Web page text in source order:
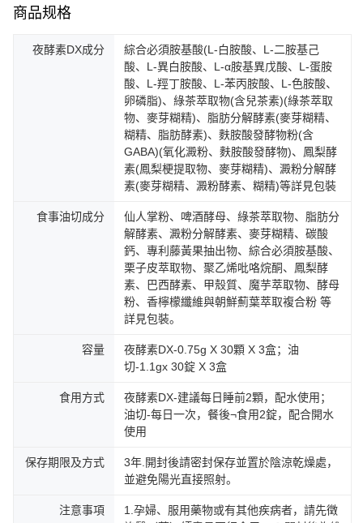
商品规格
夜酵素DX成分
綜合必須胺基酸(L-白胺酸、L-二胺基己
酸、L-異白胺酸、L-α胺基異戊酸、L-蛋胺
酸、L-羥丁胺酸、L-苯丙胺酸、L-色胺酸、
卵磷脂)、綠茶萃取物(含兒茶素)(綠茶萃取
物、麥芽糊精)、脂肪分解酵素(麥芽糊精、
糊精、脂肪酵素)、麩胺酸發酵物粉(含
GABA)(氧化澱粉、麩胺酸發酵物)、鳳梨酵
素(鳳梨梗提取物、麥芽糊精)、澱粉分解酵
素(麥芽糊精、澱粉酵素、糊精)等詳見包裝
食事油切成分
仙人掌粉、啤酒酵母、綠茶萃取物、脂肪分
解酵素、澱粉分解酵素、麥芽糊精、碳酸
鈣、專利藤黃果抽出物、綜合必須胺基酸、
栗子皮萃取物、聚乙烯吡咯烷酮、鳳梨酵
素、巴西酵素、甲殼質、魔芋萃取物、酵母
粉、香檸檬纖維與朝鮮薊葉萃取複合粉 等
詳見包裝。
容量
夜酵素DX-0.75g X 30顆 X 3盒；油
切-1.1gx 30錠 X 3盒
食用方式
夜酵素DX-建議每日睡前2顆，配水使用；
油切-每日一次，餐後¬食用2錠，配合開水
使用
保存期限及方式
3年.開封後請密封保存並置於陰涼乾燥處，
並避免陽光直接照射。
注意事項
1.孕婦、服用藥物或有其他疾病者，請先徵